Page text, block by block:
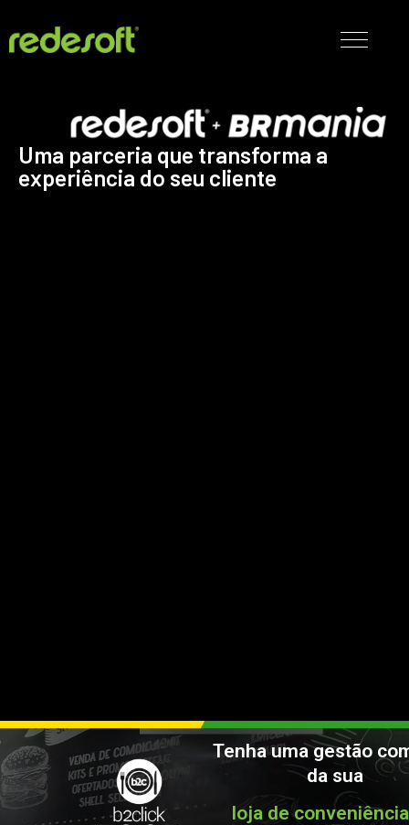
Uma parceria que transforma a
experiência do seu cliente
Tenha uma gestão
da sua
loja de